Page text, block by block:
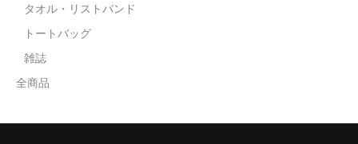
タオル・リストバンド
トートバッグ
雑誌
全商品